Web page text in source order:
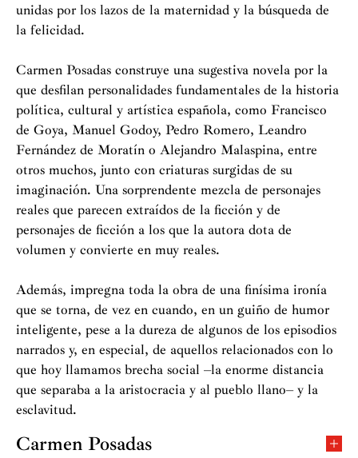
unidas por los lazos de la maternidad y la búsqueda de
la felicidad.
Carmen Posadas construye una sugestiva novela por la
que desfilan personalidades fundamentales de la historia
política, cultural y artística española, como Francisco
de Goya, Manuel Godoy, Pedro Romero, Leandro
Fernández de Moratín o Alejandro Malaspina, entre
otros muchos, junto con criaturas surgidas de su
imaginación. Una sorprendente mezcla de personajes
reales que parecen extraídos de la ficción y de
personajes de ficción a los que la autora dota de
volumen y convierte en muy reales.
Además, impregna toda la obra de una finísima ironía
que se torna, de vez en cuando, en un guiño de humor
inteligente, pese a la dureza de algunos de los episodios
narrados y, en especial, de aquellos relacionados con lo
que hoy llamamos brecha social –la enorme distancia
que separaba a la aristocracia y al pueblo llano– y la
esclavitud.
Carmen Posadas